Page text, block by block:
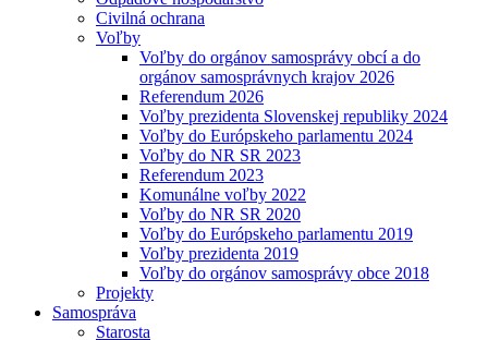
Civilná ochrana
Voľby
Voľby do orgánov samosprávy obcí a do
orgánov samosprávnych krajov 2026
Referendum 2026
Voľby prezidenta Slovenskej republiky 2024
Voľby do Európskeho parlamentu 2024
Voľby do NR SR 2023
Referendum 2023
Komunálne voľby 2022
Voľby do NR SR 2020
Voľby do Európskeho parlamentu 2019
Voľby prezidenta 2019
Voľby do orgánov samosprávy obce 2018
Projekty
Samospráva
Starosta